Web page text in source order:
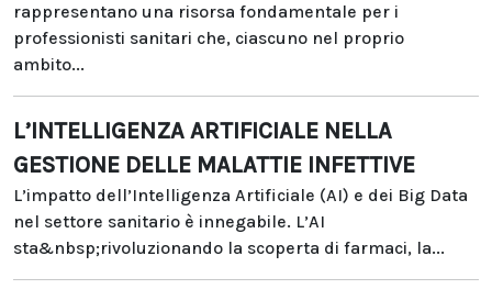
rappresentano una risorsa fondamentale per i
professionisti sanitari che, ciascuno nel proprio
ambito...
L’INTELLIGENZA ARTIFICIALE NELLA
GESTIONE DELLE MALATTIE INFETTIVE
L’impatto dell’Intelligenza Artificiale (AI) e dei Big Data
nel settore sanitario è innegabile. L’AI
sta&nbsp;rivoluzionando la scoperta di farmaci, la...